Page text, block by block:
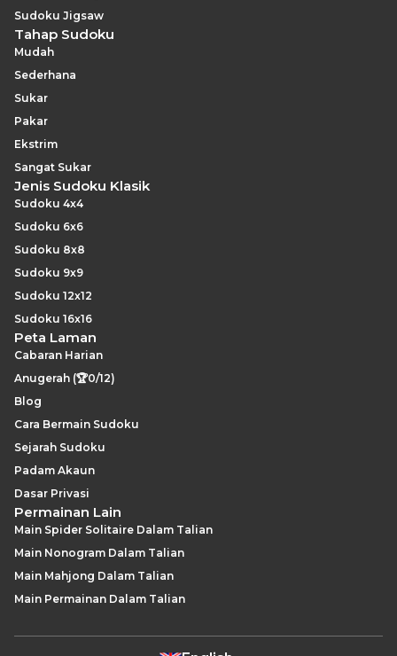
Sudoku Jigsaw
Tahap Sudoku
Mudah
Sederhana
Sukar
Pakar
Ekstrim
Sangat Sukar
Jenis Sudoku Klasik
Sudoku 4x4
Sudoku 6x6
Sudoku 8x8
Sudoku 9x9
Sudoku 12x12
Sudoku 16x16
Peta Laman
Cabaran Harian
Anugerah (🏆0/12)
Blog
Cara Bermain Sudoku
Sejarah Sudoku
Padam Akaun
Dasar Privasi
Permainan Lain
Main Spider Solitaire Dalam Talian
Main Nonogram Dalam Talian
Main Mahjong Dalam Talian
Main Permainan Dalam Talian